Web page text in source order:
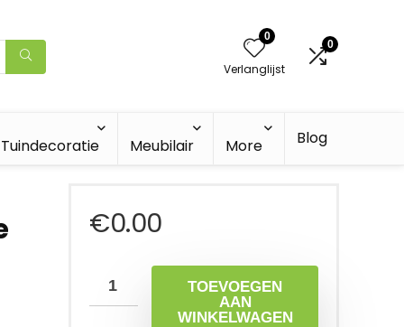
0
Verlanglijst
0
Tuindecoratie Meubilair More Blog
€0.00
TOEVOEGEN
AAN
WINKELWAGEN